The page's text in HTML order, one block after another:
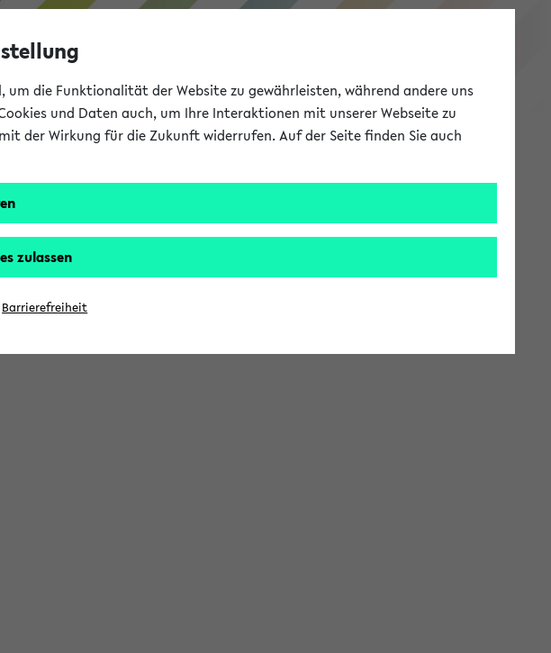
eKVV
um die Funktionalität der Website zu gewährleisten, während andere uns
und Daten auch, um Ihre Interaktionen mit unserer Webseite zu
der Wirkung für die Zukunft widerrufen. Auf der Seite finden Sie auch
zulassen
Barrierefreiheit